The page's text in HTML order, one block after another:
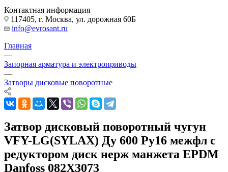
Контактная информация
117405, г. Москва, ул. дорожная 60Б
info@evrosant.ru
Главная
—
Запорная арматура и электроприводы
—
Затворы дисковые поворотные
Затвор дисковый поворотный чугун
VFY-LG(SYLAX) Ду 600 Ру16 межфл с
редуктором диск нерж манжета EPDM
Danfoss 082X3073